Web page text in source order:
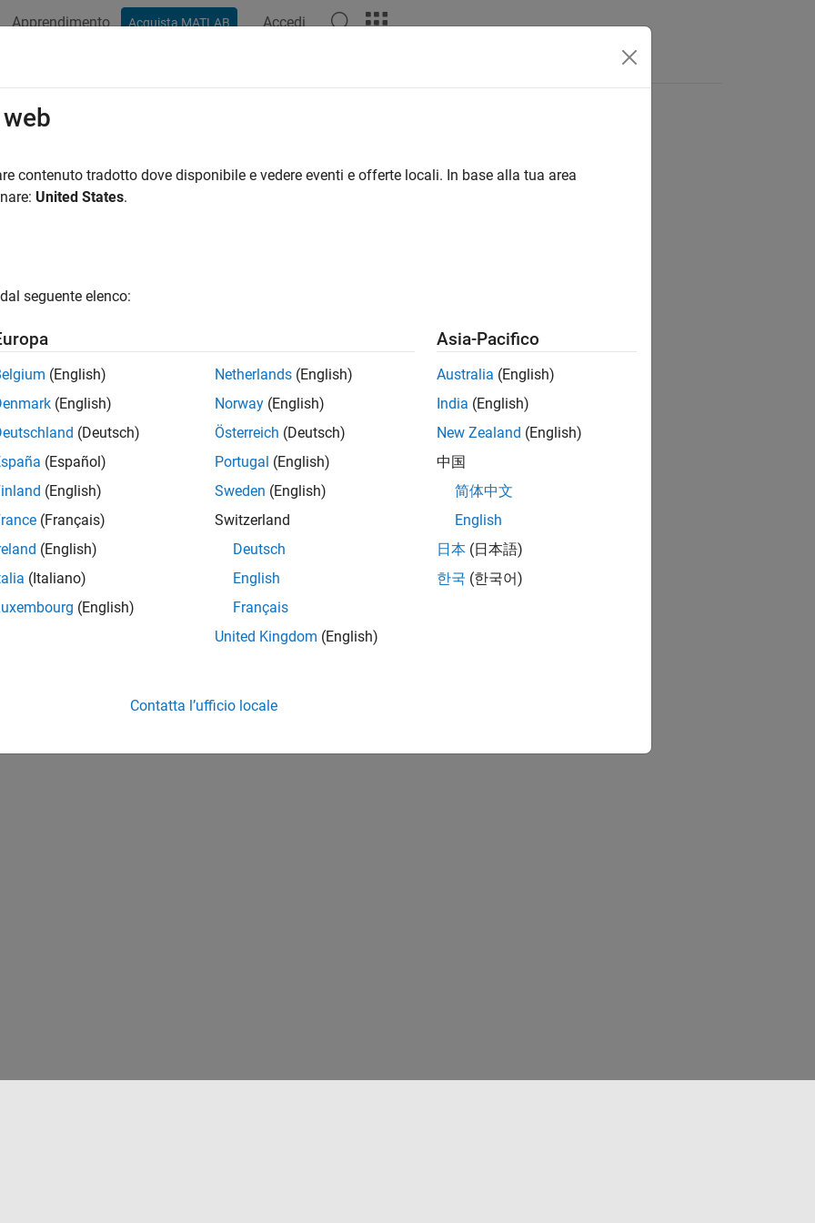
Apprendimento Acquista MATLAB Accedi
contenuto tradotto dove disponibile e vedere eventi e offerte locali. In base alla tua area
United States.
seguente elenco:
(English)
(English)
(Deutsch)
(Español)
(English)
(Français)
(English)
(Italiano)
(English)
Netherlands (English)
Norway (English)
Österreich (Deutsch)
Portugal (English)
Sweden (English)
Switzerland
Deutsch
English
Français
United Kingdom (English)
Asia-Pacifico
Australia (English)
India (English)
New Zealand (English)
中国
简体中文
English
日本 (日本語)
한국 (한국어)
Contatta l’ufficio locale